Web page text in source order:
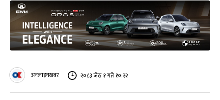
अनलाइनखबर २०८३ जेठ १ गते १०:२२